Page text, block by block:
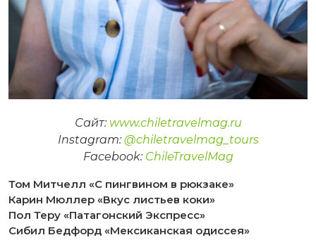
Сайт: www.chiletravelmag.ru
Instagram: @chiletravelmag_tours
Facebook: ChileTravelMag
Том Митчелл «С пингвином в рюкзаке»
Карин Мюллер «Вкус листьев коки»
Пол Теру «Патагонский Экспресс»
Сибил Бедфорд «Мексиканская одиссея»